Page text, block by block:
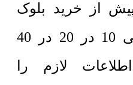
از خرید بلوک
سبک سیمانی 10 در 20 در 40
لازم را